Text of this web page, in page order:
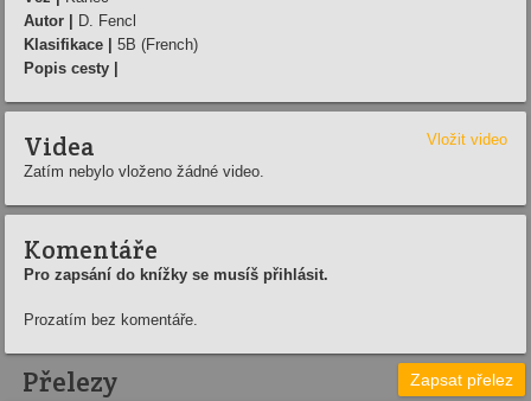
Autor |
D. Fencl
Klasifikace |
5B (French)
Popis cesty |
Videa
Vložit video
Zatím nebylo vloženo žádné video.
Komentáře
Pro zapsání do knížky se musíš přihlásit.
Prozatím bez komentáře.
Přelezy Zapsat přelez